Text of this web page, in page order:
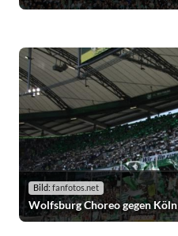
Bild: fanfotos.net
Wolfsburg Choreo gegen Köln